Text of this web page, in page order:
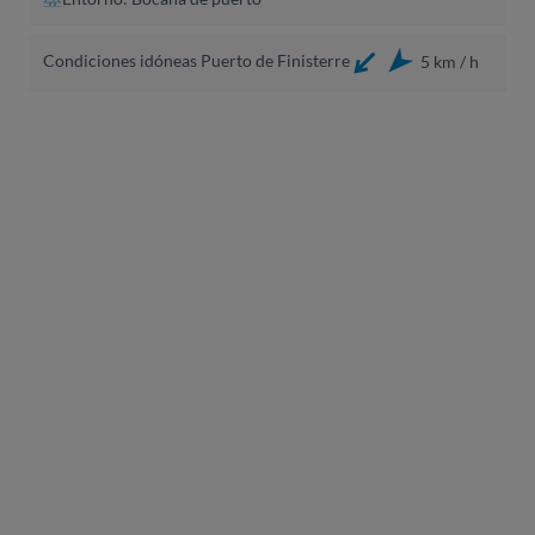
Condiciones idóneas Puerto de Finisterre 5 km / h